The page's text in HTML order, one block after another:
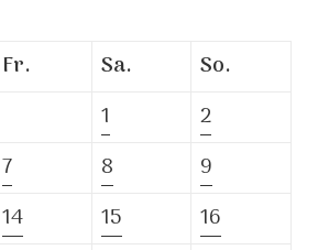
Fr. Sa.
So.
1
2
7 8
9
14 15
16